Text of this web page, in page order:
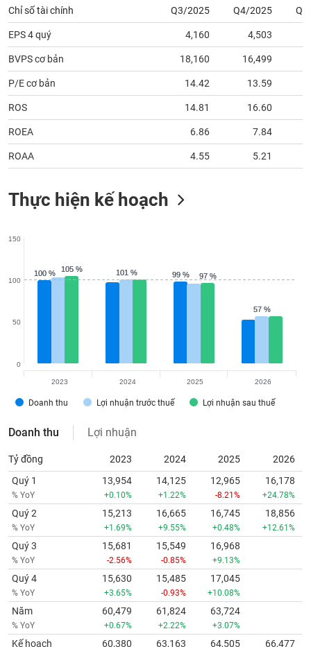
Chỉ số tài chính Q3/2025 Q4/2025
EPS 4 quý 4,160 4,503
BVPS cơ bản 18,160 16,499
P/E cơ bản 14.42 13.59
ROS 14.81 16.60
ROEA 6.86 7.84
ROAA 4.55 5.21
Thực hiện kế hoạch
100 %
100 % 99 %
99 %
101 %
101 %
57 %
57 %
105 %
105 %
97 %
97 %
Doanh thu Lợi nhuận trước thuế Lợi nhuận sau thuế
0
50
100
150
2023 2024 2025 2026
Doanh thu Lợi nhuận
Tỷ đồng 2023 2024 2025
2026
Quý 1
% YoY
13,954
+0.10%
14,125
+1.22%
12,965
-8.21%
16,178
+24.78%
Quý 2
% YoY
15,213
+1.69%
16,665
+9.55%
16,745
+0.48%
18,856
+12.61%
Quý 3
% YoY
15,681
-2.56%
15,549
-0.85%
16,968
+9.13%
Quý 4
% YoY
15,630
+3.65%
15,485
-0.93%
17,045
+10.08%
Năm
% YoY
60,479
+0.67%
61,824
+2.22%
63,724
+3.07%
Kế hoạch 60,380 63,163 64,505 66,477